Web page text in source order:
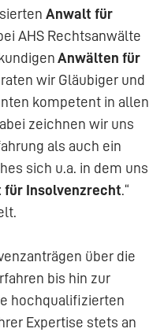
Anwalt für
AHS Rechtsanwälte
Anwälten für
wir Gläubiger und
kompetent in allen
zeichnen wir uns
als auch ein
sich u.a. in dem uns
für Insolvenzrecht.“
über die
bis hin zur
hochqualifizierten
Expertise stets an